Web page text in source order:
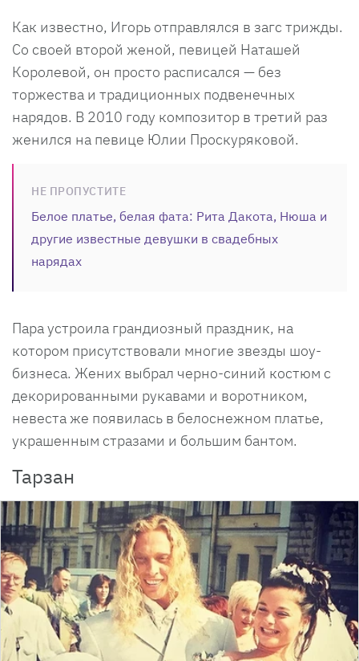
Как известно, Игорь отправлялся в загс трижды.
Со своей второй женой, певицей Наташей
Королевой, он просто расписался — без
торжества и традиционных подвенечных
нарядов. В 2010 году композитор в третий раз
женился на певице Юлии Проскуряковой.
НЕ ПРОПУСТИТЕ
Белое платье, белая фата: Рита Дакота, Нюша и
другие известные девушки в свадебных
нарядах
Пара устроила грандиозный праздник, на
котором присутствовали многие звезды шоу-
бизнеса. Жених выбрал черно-синий костюм с
декорированными рукавами и воротником,
невеста же появилась в белоснежном платье,
украшенным стразами и большим бантом.
Тарзан